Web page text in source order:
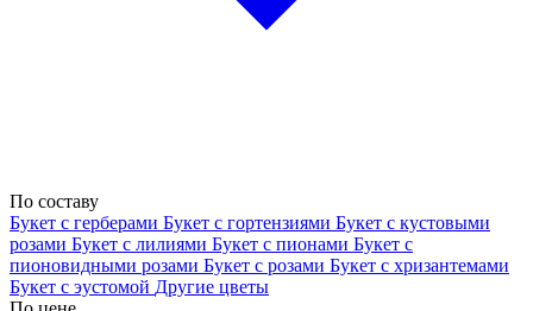
По составу
Букет с герберами Букет с гортензиями Букет с кустовыми
розами Букет с лилиями Букет с пионами Букет с
пионовидными розами Букет с розами Букет с хризантемами
Букет с эустомой Другие цветы